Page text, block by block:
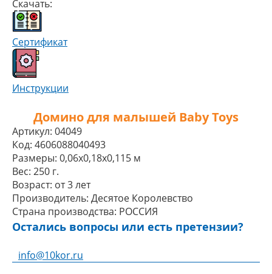
Скачать:
Сертификат
Инструкции
Домино для малышей Вaby Toys
Артикул: 04049
Код: 4606088040493
Размеры: 0,06x0,18x0,115 м
Вес: 250 г.
Возраст: от 3 лет
Производитель: Десятое Королевство
Страна производства: РОССИЯ
Остались вопросы или есть претензии?
info@10kor.ru